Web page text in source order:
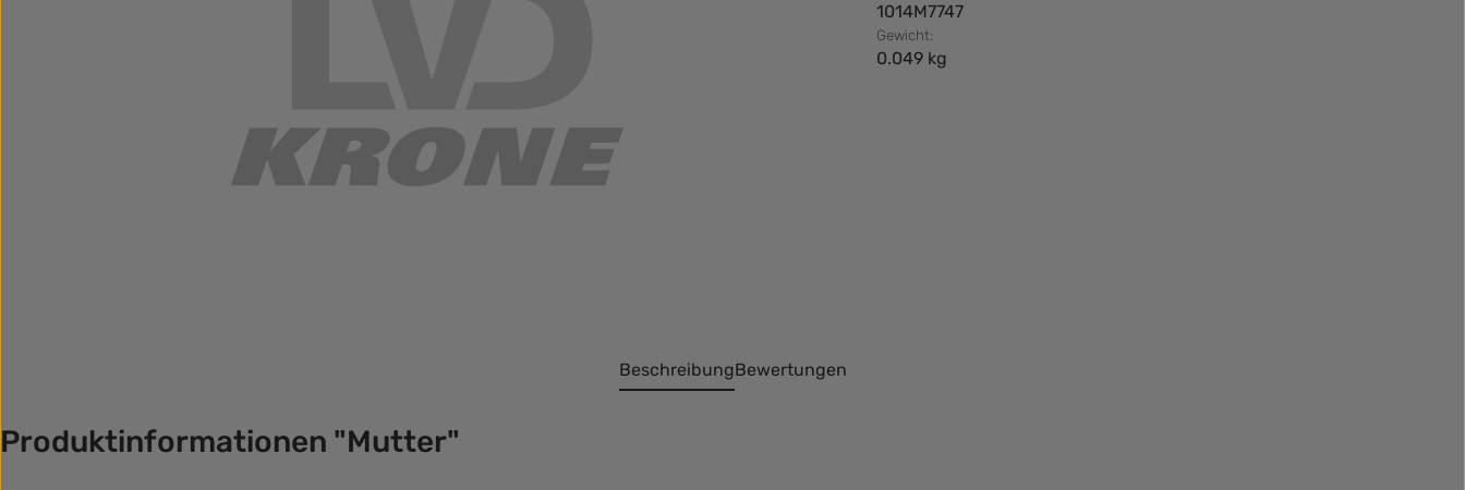
1014M7747
Gewicht:
0.049 kg
BeschreibungBewertungen
Produktinformationen "Mutter"